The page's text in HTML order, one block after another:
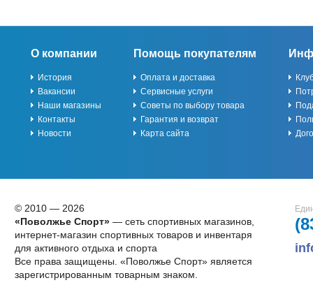
О компании
История
Вакансии
Наши магазины
Контакты
Новости
Помощь покупателям
Оплата и доставка
Сервисные услуги
Советы по выбору товара
Гарантия и возврат
Карта сайта
© 2010 — 2026
«Поволжье Спорт»— сеть спортивных магазинов,
интернет-магазин спортивных товаров и инвентаря
для активного отдыха и спорта
Все права защищены. «Поволжье Спорт» является
зарегистрированным товарным знаком.